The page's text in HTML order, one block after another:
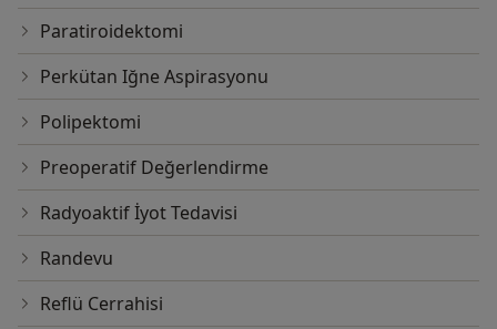
Paratiroidektomi
Perkütan Iğne Aspirasyonu
Polipektomi
Preoperatif Değerlendirme
Radyoaktif İyot Tedavisi
Randevu
Reflü Cerrahisi